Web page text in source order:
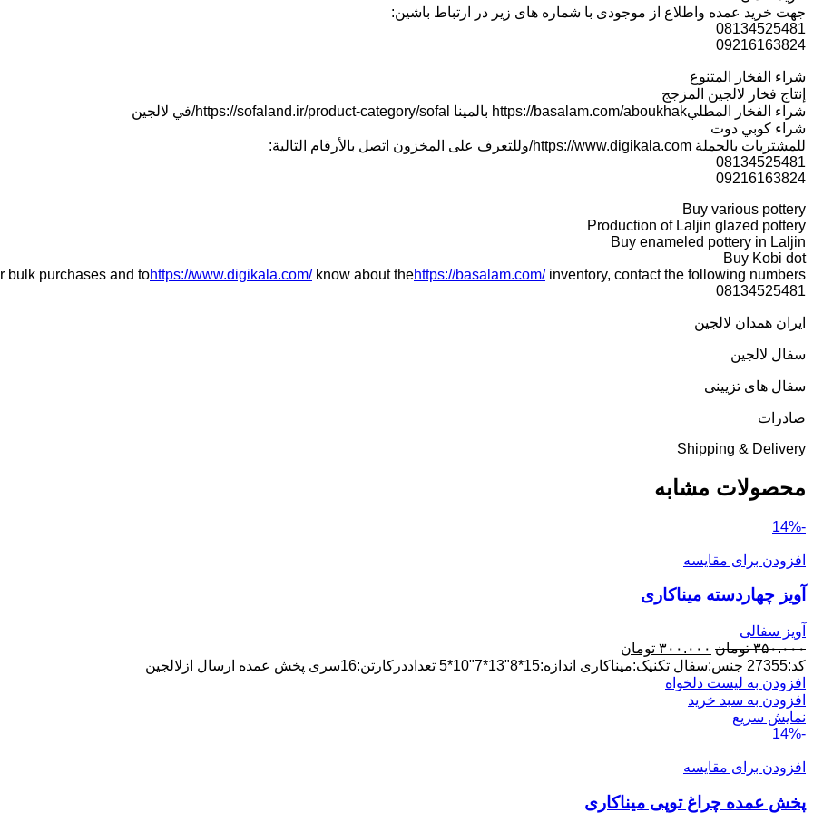
جهت خرید عمده واطلاع از موجودی با شماره های زیر در ارتباط باشین:
08134525481
09216163824
شراء الفخار المتنوع
إنتاج فخار لالجين المزجج
شراء الفخار المطليhttps://basalam.com/aboukhak بالمينا https://sofaland.ir/product-category/sofal/في لالجين
شراء كوبي دوت
للمشتريات بالجملة https://www.digikala.com/وللتعرف على المخزون اتصل بالأرقام التالية:
08134525481
09216163824
Buy various pottery
Production of Laljin glazed pottery
Buy enameled pottery in Laljin
Buy Kobi dot
bulk purchases and tohttps://www.digikala.com/know about thehttps://basalam.com/inventory, contact the following numbers:
08134525481
ایران همدان لالجین
سفال لالجین
سفال های تزیینی
صادرات
Shipping & Delivery
محصولات مشابه
-14%
افزودن برای مقایسه
آویز چهاردسته میناکاری
آویز سفالی
۳۵۰.۰۰۰ تومان قیمت
اصلی:
بود.
۳۰۰.۰۰۰ تومان
فعلی:
کد:27355 جنس:سفال تکنیک:میناکاری اندازه:15*8"13*7"10*5 تعداددرکارتن:16سری پخش عمده ارسال ازلالجین
افزودن به لیست دلخواه
افزودن به سبد خرید
نمایش سریع
-14%
افزودن برای مقایسه
پخش عمده چراغ توپی میناکاری